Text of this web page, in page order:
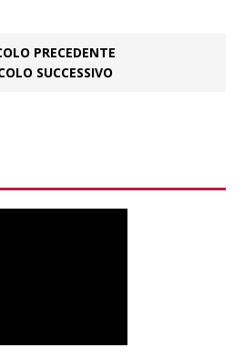
PRECEDENTE
SUCCESSIVO